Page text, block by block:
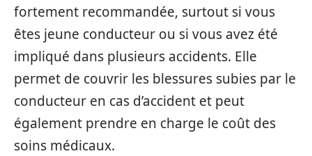
fortement recommandée, surtout si vous
êtes jeune conducteur ou si vous avez été
impliqué dans plusieurs accidents. Elle
permet de couvrir les blessures subies par le
conducteur en cas d’accident et peut
également prendre en charge le coût des
soins médicaux.